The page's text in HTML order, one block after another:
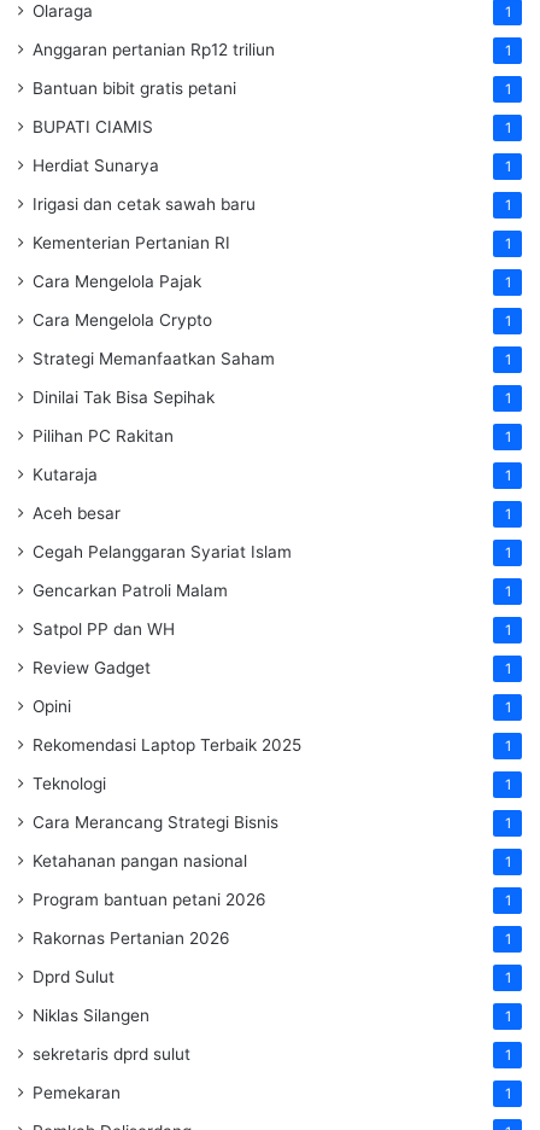
Olaraga 1
Anggaran pertanian Rp12 triliun 1
Bantuan bibit gratis petani 1
BUPATI CIAMIS 1
Herdiat Sunarya 1
Irigasi dan cetak sawah baru 1
Kementerian Pertanian RI 1
Cara Mengelola Pajak 1
Cara Mengelola Crypto 1
Strategi Memanfaatkan Saham 1
Dinilai Tak Bisa Sepihak 1
Pilihan PC Rakitan 1
Kutaraja 1
Aceh besar 1
Cegah Pelanggaran Syariat Islam 1
Gencarkan Patroli Malam 1
Satpol PP dan WH 1
Review Gadget 1
Opini 1
Rekomendasi Laptop Terbaik 2025 1
Teknologi 1
Cara Merancang Strategi Bisnis 1
Ketahanan pangan nasional 1
Program bantuan petani 2026 1
Rakornas Pertanian 2026 1
Dprd Sulut 1
Niklas Silangen 1
sekretaris dprd sulut 1
Pemekaran 1